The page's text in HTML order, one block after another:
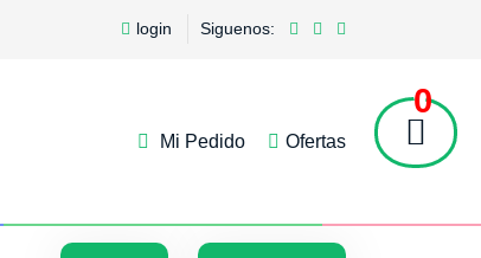
login Siguenos:
Mi Pedido Ofertas
0
5